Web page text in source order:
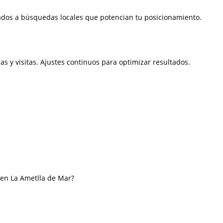
a búsquedas locales que potencian tu posicionamiento.
y visitas. Ajustes continuos para optimizar resultados.
La Ametlla de Mar?